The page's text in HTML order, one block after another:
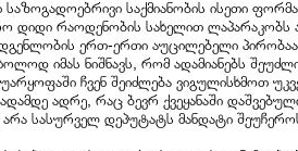
საქმიანობის ისეთი
დიდი რაოდენობის სახელით ლაპარაკობს
ერთ-ერთი აუცილებელი
იმას ნიშნავს, რომ ადამიანებს
ჩვენ შეიძლება ვიგულისხმოთ
ადრე, რაც ბევრ ქვეყანაში
არა სასურველ დეპუტატს მანდატი